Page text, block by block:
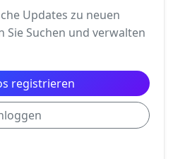
Updates zu neuen
Sie Suchen und verwalten
registrieren